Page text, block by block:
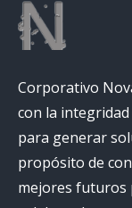
Corporativo
con la
para generar
propósito de
mejores futuros